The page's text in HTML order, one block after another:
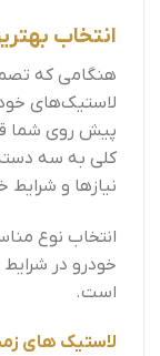
انتخاب
هنگامی که
لاستیک‌های
پیش روی شما
کلی به سه
نیازها و
انتخاب نوع
خودرو در شرایط
است.
لاستیک های